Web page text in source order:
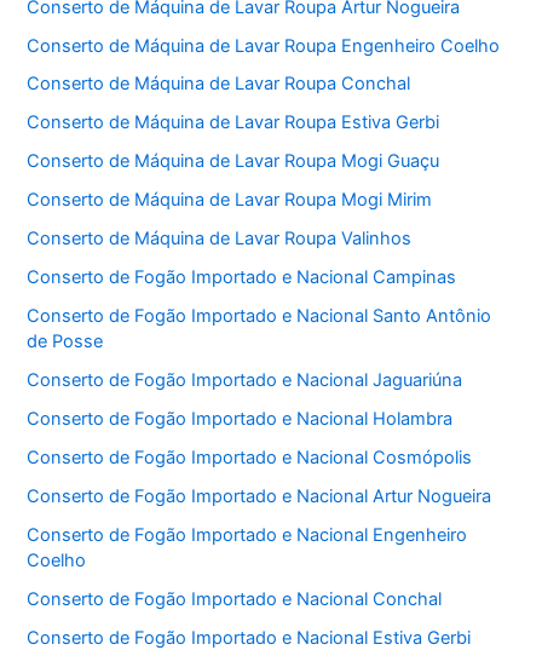
Conserto de Máquina de Lavar Roupa Artur Nogueira
Conserto de Máquina de Lavar Roupa Engenheiro Coelho
Conserto de Máquina de Lavar Roupa Conchal
Conserto de Máquina de Lavar Roupa Estiva Gerbi
Conserto de Máquina de Lavar Roupa Mogi Guaçu
Conserto de Máquina de Lavar Roupa Mogi Mirim
Conserto de Máquina de Lavar Roupa Valinhos
Conserto de Fogão Importado e Nacional Campinas
Conserto de Fogão Importado e Nacional Santo Antônio
de Posse
Conserto de Fogão Importado e Nacional Jaguariúna
Conserto de Fogão Importado e Nacional Holambra
Conserto de Fogão Importado e Nacional Cosmópolis
Conserto de Fogão Importado e Nacional Artur Nogueira
Conserto de Fogão Importado e Nacional Engenheiro
Coelho
Conserto de Fogão Importado e Nacional Conchal
Conserto de Fogão Importado e Nacional Estiva Gerbi